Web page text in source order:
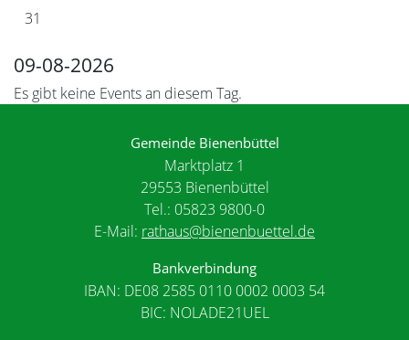
31
09-08-2026
Es gibt keine Events an diesem Tag.
Gemeinde Bienenbüttel
Marktplatz 1
29553 Bienenbüttel
Tel.: 05823 9800-0
E-Mail: rathaus@bienenbuettel.de
Bankverbindung
IBAN: DE08 2585 0110 0002 0003 54
BIC: NOLADE21UEL